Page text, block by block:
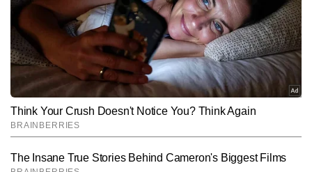
ग्रेजुएशन डिप्लोमा पूरा करने के बाद उन्होंने न्यूज रूम में तेजी, सटीकता और गहराई
के साथ काम करते हुए अपनी मजबूत संपादकीय पहचान बनाई है। वर्षा की
विशेषज्ञता हाइपर-लोकल खबरों, इवेंट कवरेज और स्टेट पॉलिटिक्स से जुड़ी रिपोर्टिंग
में भी है।  अब तक वर्षा कुशवाहा 8,000 से अधिक खबरें लिख चुकी हैं, जिनमें कई
अहम लोकल रिपोर्ट्स, एजुकेशन और करियर की खबरें तथा फीचर-आधारित
स्टोरीज शामिल हैं।
और पढ़ें
Follow Us:
Subscribe to our daily Newsletter!